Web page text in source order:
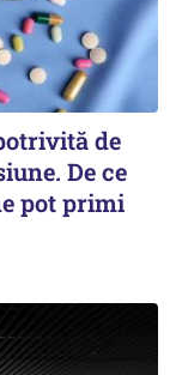
de
De ce
pot primi